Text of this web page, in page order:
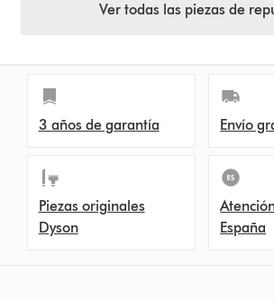
Ver todas las piezas de
3 años de garantía Envío
Piezas originales
Dyson
España